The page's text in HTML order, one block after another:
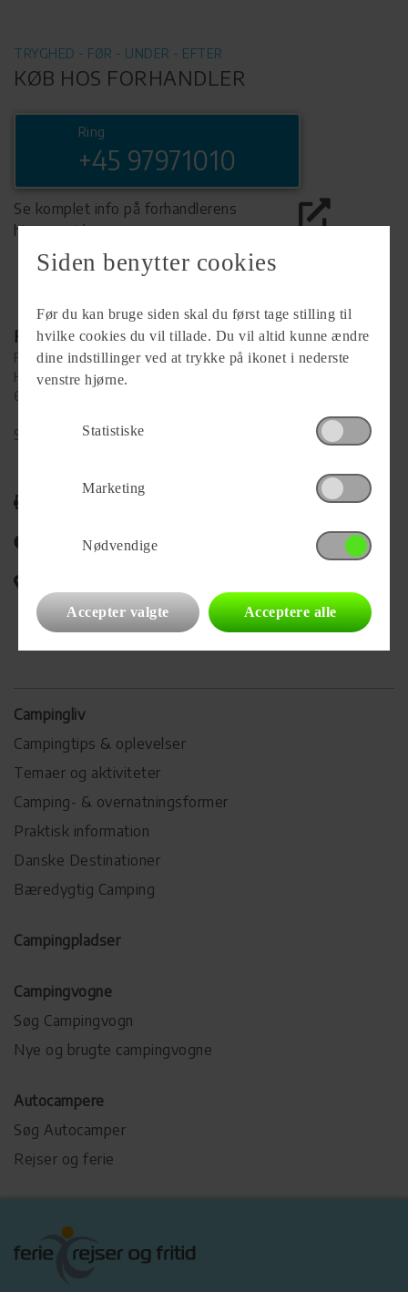
TRYGHED - FØR - UNDER - EFTER
KØB HOS FORHANDLER
Ring
+45 97971010
Se komplet info på forhandlerens
hjemmeside
Forhandler
FriCamping Esbjerg ApS
Hammeren 4
6715 Esbjerg
Se alle vogne for forhandleren
Del på Facebook
Campingliv
Campingtips & oplevelser
Temaer og aktiviteter
Camping- & overnatningsformer
Praktisk information
Danske Destinationer
Bæredygtig Camping
Campingpladser
Campingvogne
Søg Campingvogn
Nye og brugte campingvogne
Autocampere
Søg Autocamper
Rejser og ferie
Siden benytter cookies
Før du kan bruge siden skal du først tage stilling til
hvilke cookies du vil tillade. Du vil altid kunne ændre
dine indstillinger ved at trykke på ikonet i nederste
venstre hjørne.
Statistiske
Marketing
Nødvendige
Accepter valgte Acceptere alle